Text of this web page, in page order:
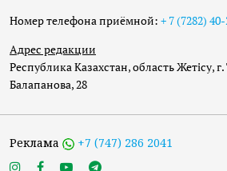
Номер телефона приёмной: + 7 (7282)
Адрес редакции
Республика Казахстан, область Жетісу,
Балапанова, 28
Реклама +7 (747) 286 2041